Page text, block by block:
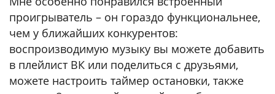
проигрыватель – он гораздо функциональнее,
чем у ближайших конкурентов:
воспроизводимую музыку вы можете добавить
в плейлист ВК или поделиться с друзьями,
можете настроить таймер остановки, также